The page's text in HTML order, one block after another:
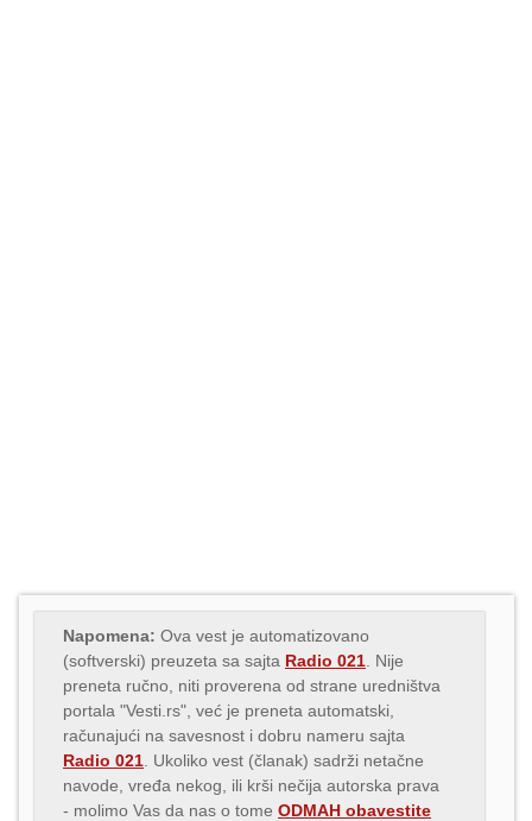
Napomena: Ova vest je automatizovano
(softverski) preuzeta sa sajta Radio 021 . Nije
preneta ručno, niti proverena od strane uredništva
portala "Vesti.rs", već je preneta automatski,
računajući na savesnost i dobru nameru sajta
Radio 021 . Ukoliko vest (članak) sadrži netačne
navode, vređa nekog, ili krši nečija autorska prava
- molimo Vas da nas o tome ODMAH obavestite